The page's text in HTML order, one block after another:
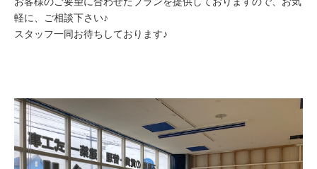
軽に、ご相談下さい♪
スタッフ一同お待ちしております♪